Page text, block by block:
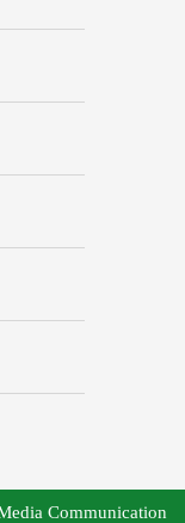
Communication